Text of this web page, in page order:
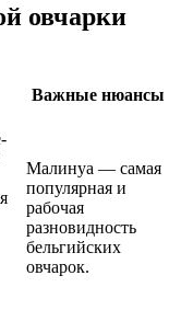
овчарки
Важные нюансы
Малинуа — самая
популярная и
рабочая
разновидность
бельгийских
овчарок.